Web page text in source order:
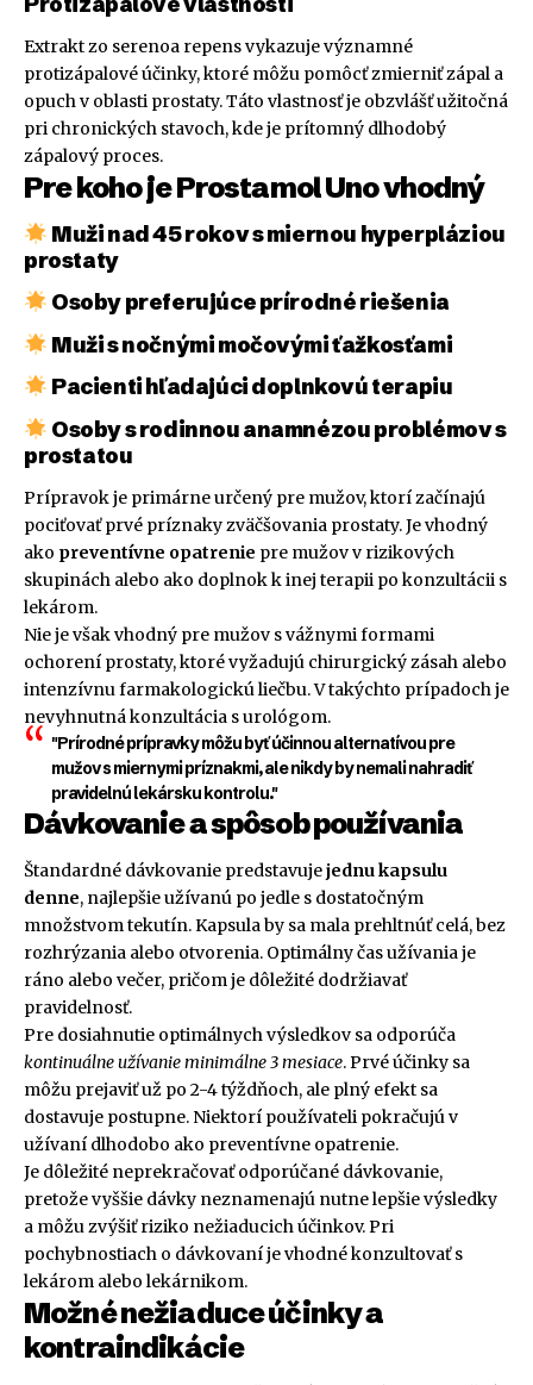
Extrakt zo serenoa repens vykazuje významné
protizápalové účinky, ktoré môžu pomôcť zmierniť zápal a
opuch v oblasti prostaty. Táto vlastnosť je obzvlášť užitočná
pri chronických stavoch, kde je prítomný dlhodobý
zápalový proces.
Pre koho je Prostamol Uno vhodný
Muži nad 45 rokov s miernou hyperpláziou
prostaty
Osoby preferujúce prírodné riešenia
Muži s nočnými močovými ťažkosťami
Pacienti hľadajúci doplnkovú terapiu
Osoby s rodinnou anamnézou problémov s
prostatou
Prípravok je primárne určený pre mužov, ktorí začínajú
pociťovať prvé príznaky zväčšovania prostaty. Je vhodný
ako preventívne opatrenie pre mužov v rizikových
skupinách alebo ako doplnok k inej terapii po konzultácii s
lekárom.
Nie je však vhodný pre mužov s vážnymi formami
ochorení prostaty, ktoré vyžadujú chirurgický zásah alebo
intenzívnu farmakologickú liečbu. V takýchto prípadoch je
nevyhnutná konzultácia s urológom.
"Prírodné prípravky môžu byť účinnou alternatívou pre
mužov s miernymi príznakmi, ale nikdy by nemali nahradiť
pravidelnú lekársku kontrolu."
Dávkovanie a spôsob používania
Štandardné dávkovanie predstavujejednu kapsulu
denne, najlepšie užívanú po jedle s dostatočným
množstvom tekutín. Kapsula by sa mala prehltnúť celá, bez
rozhrýzania alebo otvorenia. Optimálny čas užívania je
ráno alebo večer, pričom je dôležité dodržiavať
pravidelnosť.
Pre dosiahnutie optimálnych výsledkov sa odporúča
kontinuálne užívanie minimálne 3 mesiace. Prvé účinky sa
môžu prejaviť už po 2-4 týždňoch, ale plný efekt sa
dostavuje postupne. Niektorí používateli pokračujú v
užívaní dlhodobo ako preventívne opatrenie.
Je dôležité neprekračovať odporúčané dávkovanie,
pretože vyššie dávky neznamenajú nutne lepšie výsledky
a môžu zvýšiť riziko nežiaducich účinkov. Pri
pochybnostiach o dávkovaní je vhodné konzultovať s
lekárom alebo lekárnikom.
Možné nežiaduce účinky a
kontraindikácie